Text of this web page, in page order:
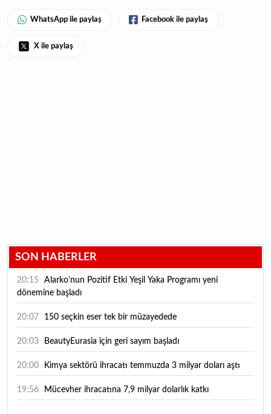
WhatsApp ile paylaş Facebook ile paylaş
X ile paylaş
SON HABERLER
20:15
dönemine başladı
20:07 150 seçkin eser tek bir müzayedede
20:03 BeautyEurasia için geri sayım başladı
20:00 Kimya sektörü ihracatı temmuzda 3 milyar doları aştı
19:56 Mücevher ihracatına 7,9 milyar dolarlık katkı